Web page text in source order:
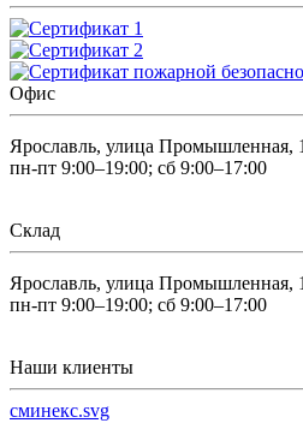
Офис
Ярославль, улица Промышленная,
пн-пт 9:00–19:00; сб 9:00–17:00
Склад
Ярославль, улица Промышленная,
пн-пт 9:00–19:00; сб 9:00–17:00
Наши клиенты
сминекс.svg